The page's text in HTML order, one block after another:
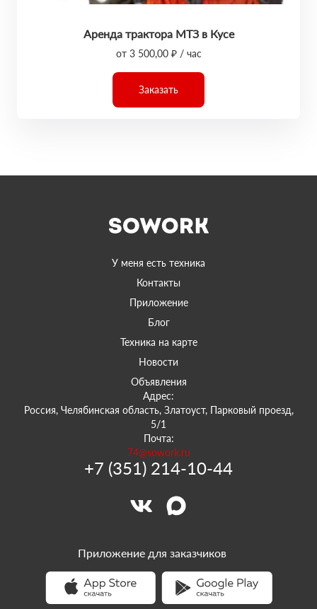
Аренда трактора МТЗ в Кусе
от 3 500,00 ₽ / час
Заказать
У меня есть техника
Контакты
Приложение
Блог
Техника на карте
Новости
Объявления
Адрес:
Россия, Челябинская область, Златоуст, Парковый проезд,
5/1
Почта:
74@sowork.ru
+7 (351) 214-10-44
Приложение для заказчиков